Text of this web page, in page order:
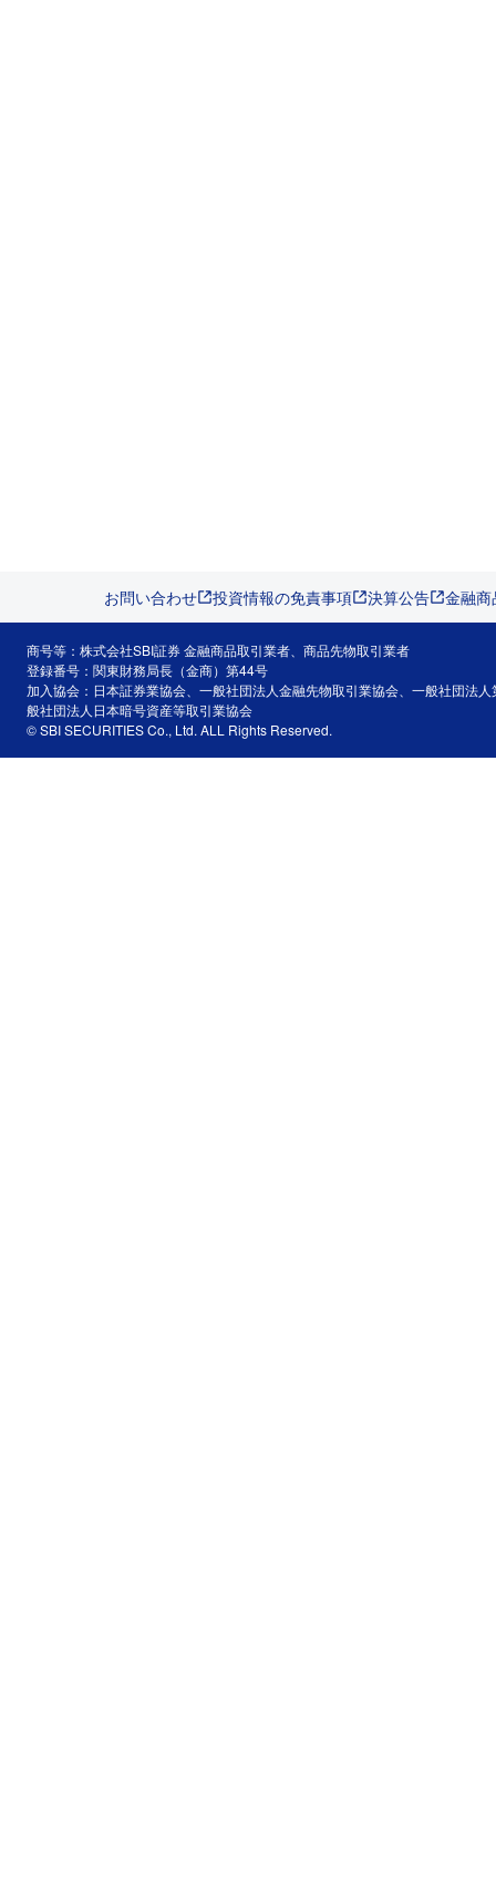
お問い合わせ 投資情報の免責事項 決算公告 金融
商号等：株式会社SBI証券 金融商品取引業者、商品先物取引業者
登録番号：関東財務局長（金商）第44号
加入協会：日本証券業協会、一般社団法人金融先物取引業協会、一般社団法
般社団法人日本暗号資産等取引業協会
© SBI SECURITIES Co., Ltd. ALL Rights Reserved.